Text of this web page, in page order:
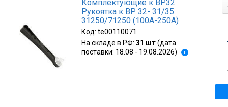
Комплектующие к ВР32
Рукоятка к ВР 32- 31/35
31250/71250 (100А-250А)
Код: te00110071
На складе в РФ: 31 шт (дата
поставки: 18.08 - 19.08.2026)
i